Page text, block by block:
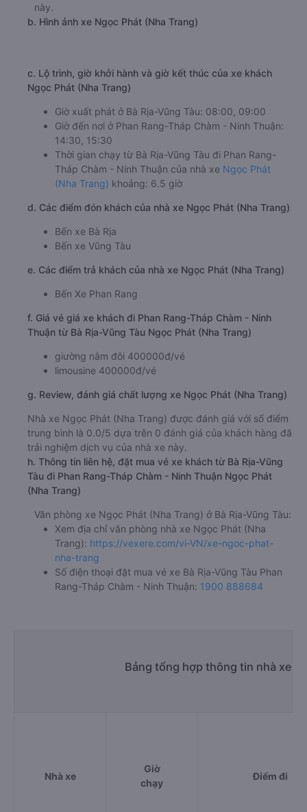
này.
b. Hình ảnh xe Ngọc Phát (Nha Trang)
c. Lộ trình, giờ khởi hành và giờ kết thúc của xe khách
Ngọc Phát (Nha Trang)
Giờ xuất phát ở Bà Rịa-Vũng Tàu: 08:00, 09:00
Giờ đến nơi ở Phan Rang-Tháp Chàm - Ninh Thuận:
14:30, 15:30
Thời gian chạy từ Bà Rịa-Vũng Tàu đi Phan Rang-
Tháp Chàm - Ninh Thuận của nhà xe Ngọc Phát
(Nha Trang) khoảng: 6.5 giờ
d. Các điểm đón khách của nhà xe Ngọc Phát (Nha Trang)
Bến xe Bà Rịa
Bến xe Vũng Tàu
e. Các điểm trả khách của nhà xe Ngọc Phát (Nha Trang)
Bến Xe Phan Rang
f. Giá vé giá xe khách đi Phan Rang-Tháp Chàm - Ninh
Thuận từ Bà Rịa-Vũng Tàu Ngọc Phát (Nha Trang)
giường nằm đôi 400000đ/vé
limousine 400000đ/vé
g. Review, đánh giá chất lượng xe Ngọc Phát (Nha Trang)
Nhà xe Ngọc Phát (Nha Trang) được đánh giá với số điểm
trung bình là 0.0/5 dựa trên 0 đánh giá của khách hàng đã
trải nghiệm dịch vụ của nhà xe này.
h. Thông tin liên hệ, đặt mua vé xe khách từ Bà Rịa-Vũng
Tàu đi Phan Rang-Tháp Chàm - Ninh Thuận Ngọc Phát
(Nha Trang)
Văn phòng xe Ngọc Phát (Nha Trang) ở Bà Rịa-Vũng Tàu:
Xem địa chỉ văn phòng nhà xe Ngọc Phát (Nha
Trang): https://vexere.com/vi-VN/xe-ngoc-phat-
nha-trang
Số điện thoại đặt mua vé xe Bà Rịa-Vũng Tàu Phan
Rang-Tháp Chàm - Ninh Thuận: 1900 888684
Bảng tổng hợp thông tin nhà xe
Nhà xe
Giờ
chạy
Điểm đi